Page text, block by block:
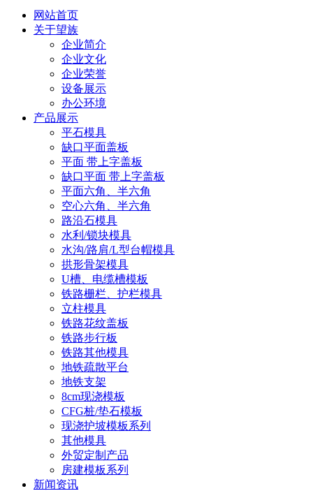
网站首页
关于望族
企业简介
企业文化
企业荣誉
设备展示
办公环境
产品展示
平石模具
缺口平面盖板
平面 带上字盖板
缺口平面 带上字盖板
平面六角、半六角
空心六角、半六角
路沿石模具
水利/锁块模具
水沟/路肩/L型台帽模具
拱形骨架模具
U槽、电缆槽模板
铁路栅栏、护栏模具
立柱模具
铁路花纹盖板
铁路步行板
铁路其他模具
地铁疏散平台
地铁支架
8cm现浇模板
CFG桩/垫石模板
现浇护坡模板系列
其他模具
外贸定制产品
房建模板系列
新闻资讯